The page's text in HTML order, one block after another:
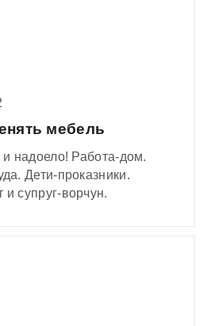
мебель
и надоело! Работа-дом.
Дети-проказники.
супруг-ворчун.